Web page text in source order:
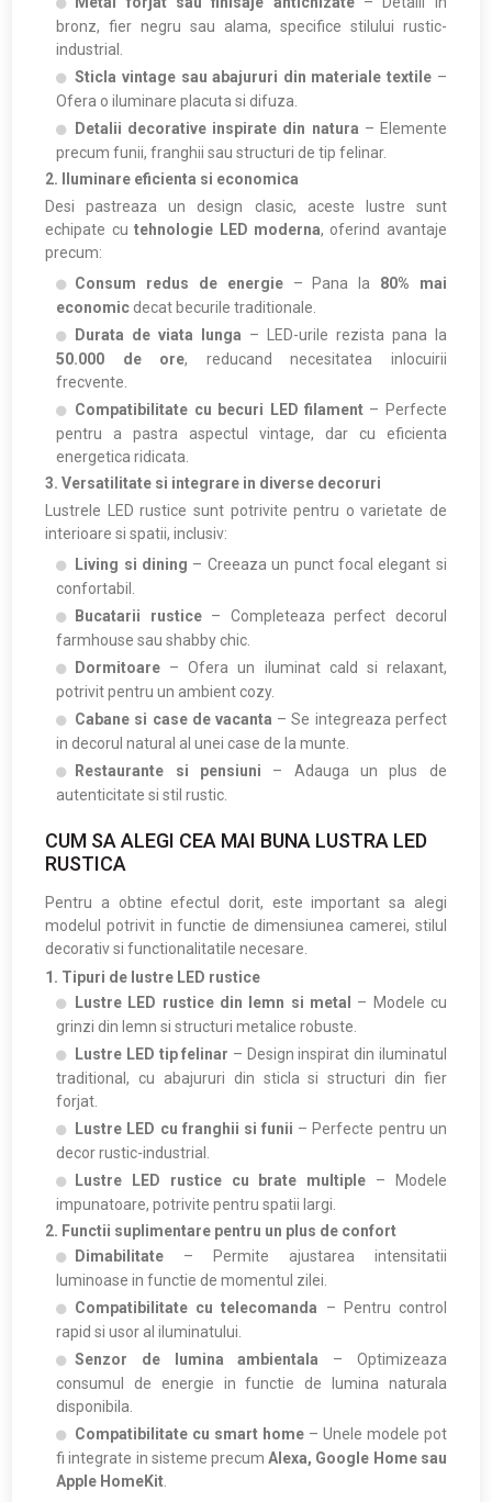
bronz, fier negru sau alama, specifice stilului rustic-
industrial.
Sticla vintage sau abajururi din materiale textile –
Ofera o iluminare placuta si difuza.
Detalii decorative inspirate din natura – Elemente
precum funii, franghii sau structuri de tip felinar.
2. Iluminare eficienta si economica
Desi pastreaza un design clasic, aceste lustre sunt
echipate cutehnologie LED moderna, oferind avantaje
precum:
Consum redus de energie– Pana la 80% mai
economic decat becurile traditionale.
Durata de viata lunga – LED-urile rezista pana la
50.000 de ore, reducand necesitatea inlocuirii
frecvente.
Compatibilitate cu becuri LED filament– Perfecte
pentru a pastra aspectul vintage, dar cu eficienta
energetica ridicata.
3. Versatilitate si integrare in diverse decoruri
Lustrele LED rustice sunt potrivite pentru o varietate de
interioare si spatii, inclusiv:
Living si dining – Creeaza un punct focal elegant si
confortabil.
Bucatarii rustice– Completeaza perfect decorul
farmhouse sau shabby chic.
Dormitoare – Ofera un iluminat cald si relaxant,
potrivit pentru un ambient cozy.
Cabane si case de vacanta – Se integreaza perfect
in decorul natural al unei case de la munte.
Restaurante si pensiuni – Adauga un plus de
autenticitate si stil rustic.
CUM SA ALEGI CEA MAI BUNA LUSTRA LED
RUSTICA
Pentru a obtine efectul dorit, este important sa alegi
modelul potrivit in functie de dimensiunea camerei, stilul
decorativ si functionalitatile necesare.
1. Tipuri de lustre LED rustice
Lustre LED rustice din lemn si metal
– Modele cu
grinzi din lemn si structuri metalice robuste.
Lustre LED tip felinar – Design inspirat din iluminatul
traditional, cu abajururi din sticla si structuri din fier
forjat.
Lustre LED cu franghii si funii – Perfecte pentru un
decor rustic-industrial.
Lustre LED rustice cu brate multiple – Modele
impunatoare, potrivite pentru spatii largi.
2. Functii suplimentare pentru un plus de confort
Dimabilitate – Permite ajustarea intensitatii
luminoase in functie de momentul zilei.
Compatibilitate cu telecomanda – Pentru control
rapid si usor al iluminatului.
Senzor de lumina ambientala – Optimizeaza
consumul de energie in functie de lumina naturala
disponibila.
Compatibilitate cu smart home – Unele modele pot
fi integrate in sisteme precumAlexa, Google Home sau
Apple HomeKit